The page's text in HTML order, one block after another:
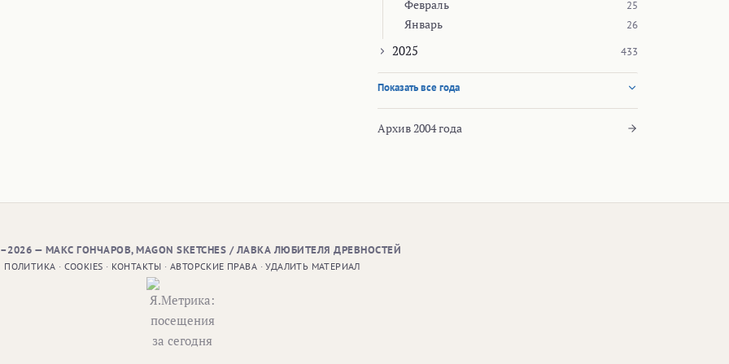
Февраль 25
Январь 26
2025 433
Показать все года
Архив 2004 года
— МАКС ГОНЧАРОВ, MAGON SKETCHES / ЛАВКА ЛЮБИТЕЛЯ ДРЕВНОСТЕЙ
ПОЛИТИКА · COOKIES · КОНТАКТЫ ·АВТОРСКИЕ ПРАВА ·УДАЛИТЬ МАТЕРИАЛ